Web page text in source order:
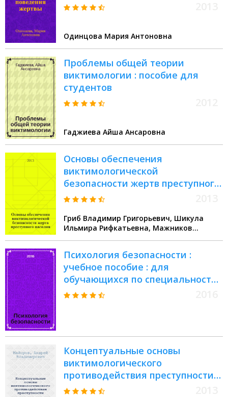
Одинцова Мария Антоновна
Проблемы общей теории
виктимологии : пособие для
студентов
Гаджиева Айша Ансаровна
Основы обеспечения
виктимологической
безопасности жертв преступного
насилия : учебное пособие : для
юридических вузов
Гриб Владимир Григорьевич, Шикула
Ильмира Рифкатьевна, Мажников
Психология безопасности :
учебное пособие : для
обучающихся по специальности
030301.65 (37.05.02) Психология
Концептуальные основы
виктимологического
противодействия преступности :
монография